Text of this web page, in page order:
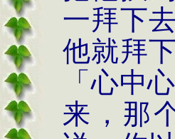
一拜下
他就拜
「心中
来，那